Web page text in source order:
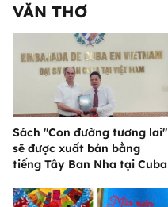
VĂN THƠ
Sách "Con đường tương lai"
sẽ được xuất bản bằng
tiếng Tây Ban Nha tại Cuba